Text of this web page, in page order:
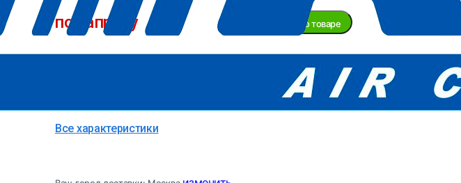
по запросу Задать вопрос о товаре
ABAC
Италия
Все характеристики